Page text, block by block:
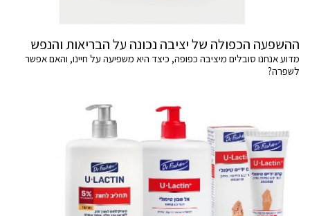
ההשפעה הכפולה של יציבה נכונה על הבריאות והנפש
מדוע אנחנו סובלים מיציבה כפופה, כיצד היא משפיעה על חיינו, והאם אפשר
לשפרה?